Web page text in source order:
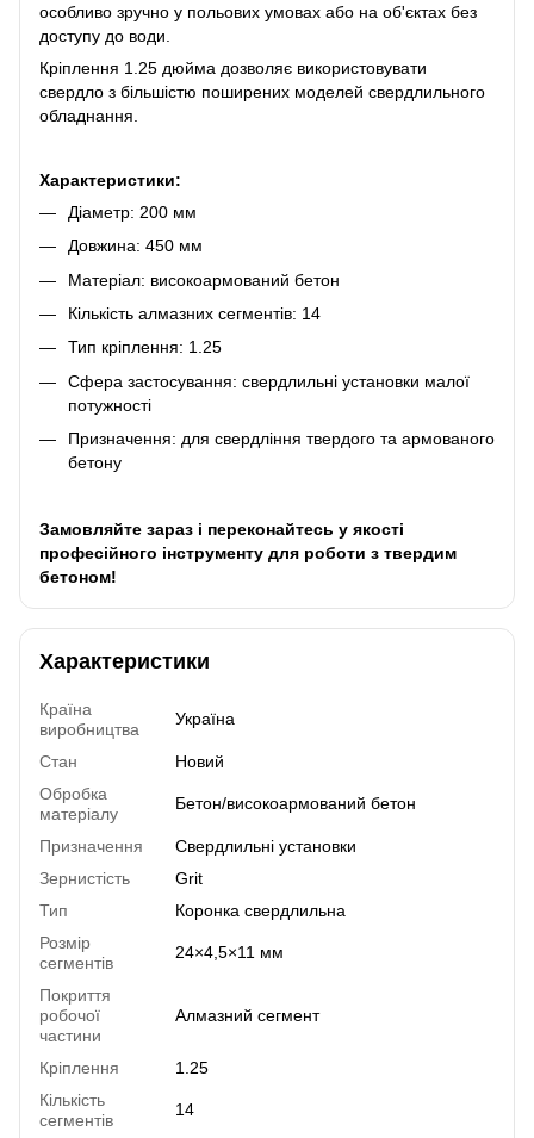
особливо зручно у польових умовах або на об'єктах без
доступу до води.
Кріплення 1.25 дюйма дозволяє використовувати
свердло з більшістю поширених моделей свердлильного
обладнання.
Характеристики:
Діаметр: 200 мм
Довжина: 450 мм
Матеріал: високоармований бетон
Кількість алмазних сегментів: 14
Тип кріплення: 1.25
Сфера застосування: свердлильні установки малої
потужності
Призначення: для свердління твердого та армованого
бетону
Замовляйте зараз і переконайтесь у якості
професійного інструменту для роботи з твердим
бетоном!
Характеристики
Країна
виробництва
Україна
Стан
Новий
Обробка
матеріалу
Бетон/високоармований бетон
Призначення
Свердлильні установки
Зернистість
Grit
Тип
Коронка свердлильна
Розмір
сегментів
24×4,5×11 мм
Покриття
робочої
частини
Алмазний сегмент
Кріплення
1.25
Кількість
сегментів
14